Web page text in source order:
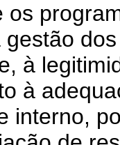
os
à
à
interno,